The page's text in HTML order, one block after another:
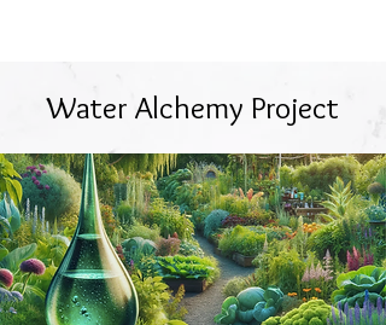
Water Alchemy Project